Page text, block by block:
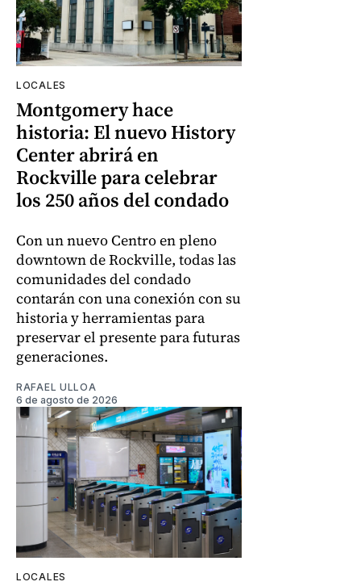
LOCALES
Montgomery hace
historia: El nuevo History
Center abrirá en
Rockville para celebrar
los 250 años del condado
Con un nuevo Centro en pleno
downtown de Rockville, todas las
comunidades del condado
contarán con una conexión con su
historia y herramientas para
preservar el presente para futuras
generaciones.
RAFAEL ULLOA
6 de agosto de 2026
LOCALES